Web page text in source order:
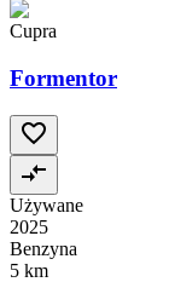
Cupra
Formentor
Używane
2025
Benzyna
5 km